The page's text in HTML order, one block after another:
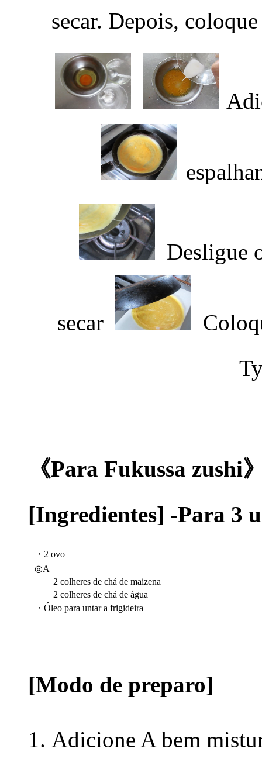
secar. Depois,
Desligue
secar
《Para Fukussa zushi
[Ingredientes] -Para
・2 ovo
◎A
2 colheres de chá de maizena
2 colheres de chá de água
・Óleo para untar a frigideira
[Modo de preparo]
Adicione A bem